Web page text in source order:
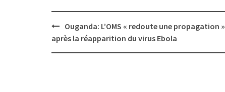
Post
navigation
Ouganda: L’OMS « redoute une propagation »
après la réapparition du virus Ebola